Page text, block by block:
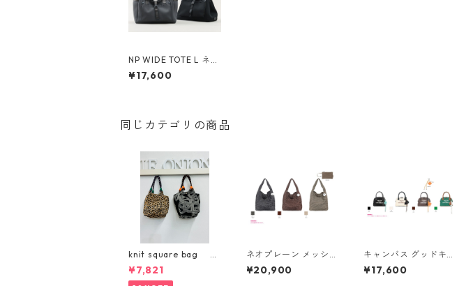
NP WIDE TOTE L ネオ
プレン ワイド トートL
【STORY ストーリ
¥17,600
同じカテゴリの商品
knit square bag 32
50900 SEVEN SENSE
セブンセンス 2510a-
¥7,821
ネオプレーン メッシュ
ワンショルダーL 【ST
ORY ストーリー 26
¥20,900
キャンバス グッドキャ
ラ ボストンS 【STORY
ストーリー 26夏バッ
¥17,600